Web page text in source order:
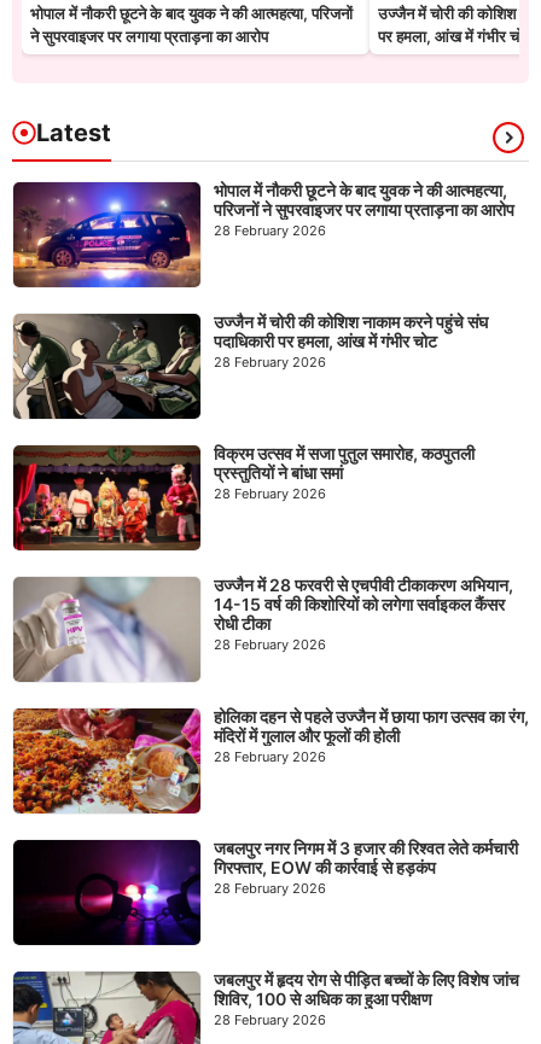
भोपाल में नौकरी छूटने के बाद युवक ने की आत्महत्या, परिजनों
ने सुपरवाइजर पर लगाया प्रताड़ना का आरोप
उज्जैन में चोरी की कोशिश
पर हमला, आंख में गंभीर चोट
Latest
भोपाल में नौकरी छूटने के बाद युवक ने की आत्महत्या,
परिजनों ने सुपरवाइजर पर लगाया प्रताड़ना का आरोप
28 February 2026
उज्जैन में चोरी की कोशिश नाकाम करने पहुंचे संघ
पदाधिकारी पर हमला, आंख में गंभीर चोट
28 February 2026
विक्रम उत्सव में सजा पुतुल समारोह, कठपुतली
प्रस्तुतियों ने बांधा समां
28 February 2026
उज्जैन में 28 फरवरी से एचपीवी टीकाकरण अभियान,
14-15 वर्ष की किशोरियों को लगेगा सर्वाइकल कैंसर
रोधी टीका
28 February 2026
होलिका दहन से पहले उज्जैन में छाया फाग उत्सव का रंग,
मंदिरों में गुलाल और फूलों की होली
28 February 2026
जबलपुर नगर निगम में 3 हजार की रिश्वत लेते कर्मचारी
गिरफ्तार, EOW की कार्रवाई से हड़कंप
28 February 2026
जबलपुर में हृदय रोग से पीड़ित बच्चों के लिए विशेष जांच
शिविर, 100 से अधिक का हुआ परीक्षण
28 February 2026